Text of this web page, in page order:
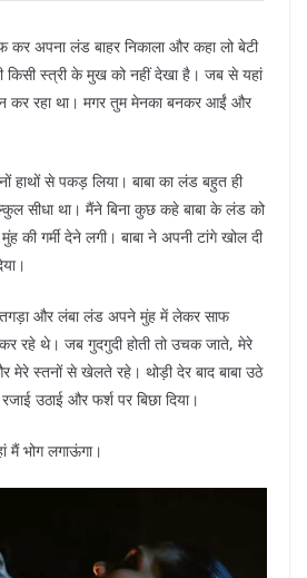
कर अपना लंड बाहर निकाला और कहा लो बेटी
स्त्री के मुख को नहीं देखा है। जब से यहां
कर रहा था। मगर तुम मेनका बनकर आईं और
हाथों से पकड़ लिया। बाबा का लंड बहुत ही
सीधा था। मैंने बिना कुछ कहे बाबा के लंड को
की गर्मी देने लगी। बाबा ने अपनी टांगे खोल दी
तगड़ा और लंबा लंड अपने मुंह में लेकर साफ
रहे थे। जब गुदगुदी होती तो उचक जाते, मेरे
मेरे स्तनों से खेलते रहे। थोड़ी देर बाद बाबा उठे
उठाई और फर्श पर बिछा दिया।
मैं भोग लगाऊंगा।